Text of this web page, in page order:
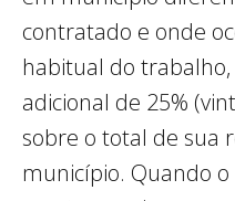
contratado e onde
habitual do
adicional de 25%
sobre o total de sua
município. Quando